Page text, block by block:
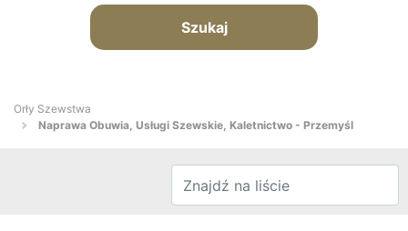
Szukaj
Orły Szewstwa
Naprawa Obuwia, Usługi Szewskie, Kaletnictwo - Przemyśl